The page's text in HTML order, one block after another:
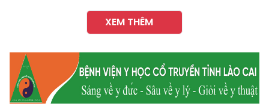
XEM THÊM